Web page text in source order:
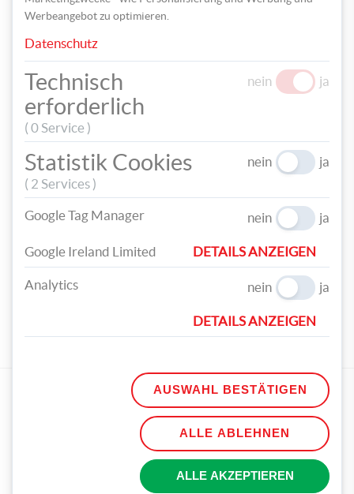
TEILEN
GEBURTSTAG
EMPFOHLENE PRODUKTE
Werbeangebot zu optimieren.
Datenschutz
Technisch
erforderlich
( 0 Service )
nein ja
Statistik Cookies
( 2 Services )
nein ja
Google Tag Manager nein ja
Google Ireland Limited DETAILS ANZEIGEN
Analytics nein ja
DETAILS ANZEIGEN
AUSWAHL BESTÄTIGEN
ALLE ABLEHNEN
ALLE AKZEPTIEREN